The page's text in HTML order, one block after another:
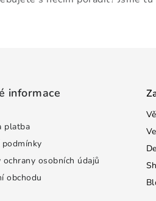
informace
platba
ochrany osobních údajů
obchodu